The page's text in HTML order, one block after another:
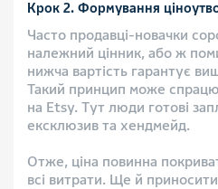
Крок 2. Формування
Часто продавці-новачки
належний цінник, або ж
нижча вартість гарантує
Такий принцип може
на Etsy. Тут люди готові
ексклюзив та хендмейд.
Отже, ціна повинна
всі витрати. Ще й